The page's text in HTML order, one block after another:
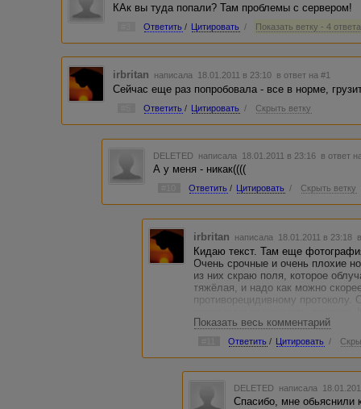
КАк вы туда попали? Там проблемы с сервером!
Ответить / Цитировать / Показать ветку - 4 ответа
irbritan написала 18.01.2011 в 23:10 в ответ на #1
Сейчас еще раз попробовала - все в норме,
Ответить / Цитировать / Скрыть ветку
DELETED написала 18.01.2011 в 23:16 в ответ
А у меня - никак((((
Ответить / Цитировать / Скрыть ветку
irbritan написала 18.01.2011 в 23:18
Кидаю текст. Там еще
Очень срочные и очень плохие
из них скраю поля, которое
тяжёлая, и надо как можно
противорецидивному протоколу.
клиники с украинскими
выписывались из клиники с
На Ванино лечение срочно
Счет из клиники
Отчеты о поступлениях и
Показать весь комментарий
Ответить / Цитировать /
DELETED написала
Спасибо, мне обьяснили